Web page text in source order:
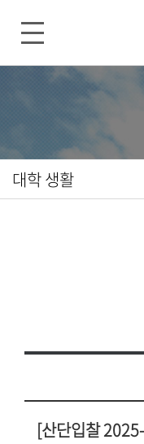
대학 생활
[산단입찰